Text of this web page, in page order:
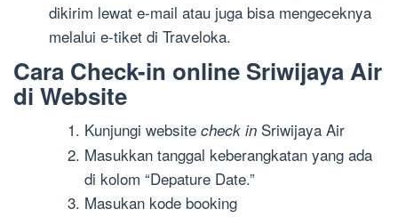
dikirim lewat e-mail atau juga bisa mengeceknya
melalui e-tiket di Traveloka.
Cara Check-in online Sriwijaya Air
di Website
Kunjungi website check in Sriwijaya Air
Masukkan tanggal keberangkatan yang ada
di kolom “Depature Date.”
Masukan kode booking